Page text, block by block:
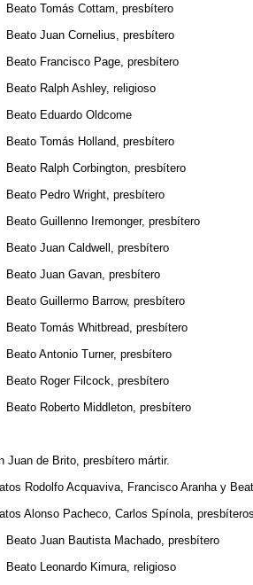
Tomás Cottam, presbítero
Juan Cornelius, presbítero
Francisco Page, presbítero
Ralph Ashley, religioso
Eduardo Oldcome
Tomás Holland, presbítero
Ralph Corbington, presbítero
Pedro Wright, presbítero
Guillenno Iremonger, presbítero
Juan Caldwell, presbítero
Juan Gavan, presbítero
Guillermo Barrow, presbítero
Tomás Whitbread, presbítero
Antonio Turner, presbítero
Roger Filcock, presbítero
Roberto Middleton, presbítero
Juan de Brito, presbítero mártir.
Rodolfo Acquaviva, Francisco Aranha y
Alonso Pacheco, Carlos Spínola,
Juan Bautista Machado, presbítero
Leonardo Kimura, religioso